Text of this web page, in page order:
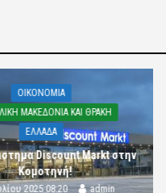
OIKONOMIA
ΜΑΚΕΔΟΝΙΑ ΚΑΙ ΘΡΑΚΗ
ΕΛΛΑΔΑ
Discount Markt στην
Κομοτηνή!
2025 08:20 admin